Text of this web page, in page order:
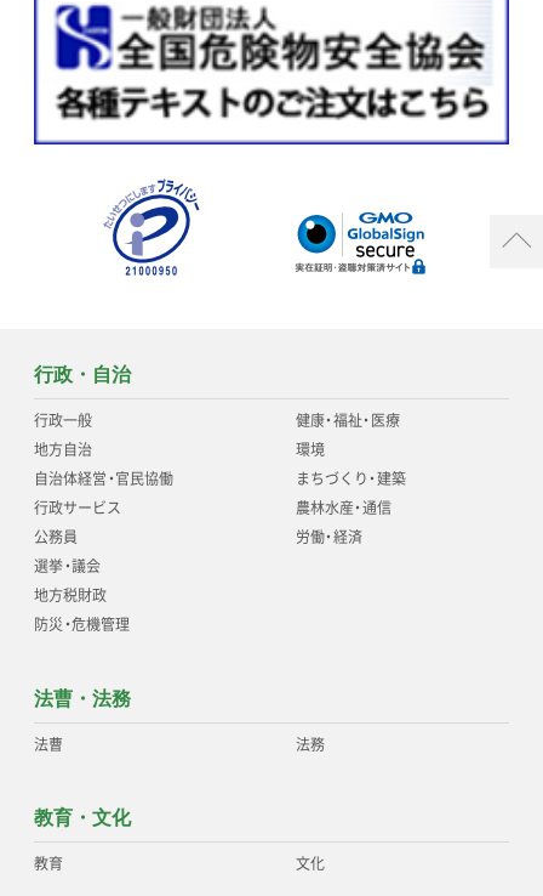
行政・自治
行政一般
地方自治
自治体経営・官民協働
行政サービス
公務員
選挙・議会
地方税財政
防災・危機管理
健康・福祉・医療
環境
まちづくり・建築
農林水産・通信
労働・経済
法曹・法務
法曹 法務
教育・文化
教育 文化